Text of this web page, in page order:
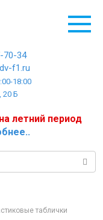
70-34
f1.ru
18:00
20 Б
летний период
таблички